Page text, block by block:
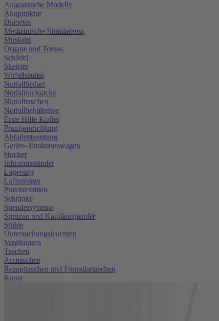
Anatomische Modelle
Akupunktur
Diabetes
Medizinische Simulatoren
Muskeln
Organe und Torsos
Schädel
Skelette
Wirbelsäulen
Notfallbedarf
Notfallrucksäcke
Notfalltaschen
Notfallbehältnisse
Erste Hilfe Koffer
Praxiseinrichtung
Abfallentsorgung
Geräte- Funktionswagen
Hocker
Infusionsständer
Lagerung
Luftreiniger
Praxistextilien
Schränke
Spendersysteme
Spritzen und Kanülenspender
Stühle
Untersuchungsleuchten
Ventilatoren
Taschen
Arzttaschen
Rezepttaschen und Formulartaschen
Kunst